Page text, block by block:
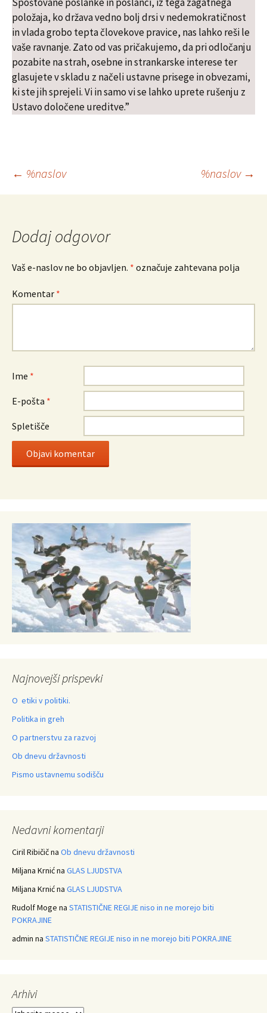
položaja, ko država vedno bolj drsi v nedemokratičnost
in vlada grobo tepta človekove pravice, nas lahko reši le
vaše ravnanje. Zato od vas pričakujemo, da pri odločanju
pozabite na strah, osebne in strankarske interese ter
glasujete v skladu z načeli ustavne prisege in obvezami,
ki ste jih sprejeli. Vi in samo vi se lahko uprete rušenju z
Ustavo določene ureditve.”
Krmarjenje
po
prispevkih
← %naslov %naslov →
Dodaj odgovor
Vaš e-naslov ne bo objavljen. * označuje zahtevana polja
Komentar *
Ime *
E-pošta *
Spletišče
Najnovejši prispevki
O etiki v politiki.
Politika in greh
O partnerstvu za razvoj
Ob dnevu državnosti
Pismo ustavnemu sodišču
Nedavni komentarji
Ciril Ribičična Ob dnevu državnosti
Miljana Krnićna GLAS LJUDSTVA
Miljana Krnićna GLAS LJUDSTVA
Rudolf Moge na STATISTIČNE REGIJE niso in ne morejo biti
POKRAJINE
admin na STATISTIČNE REGIJE niso in ne morejo biti POKRAJINE
Arhivi